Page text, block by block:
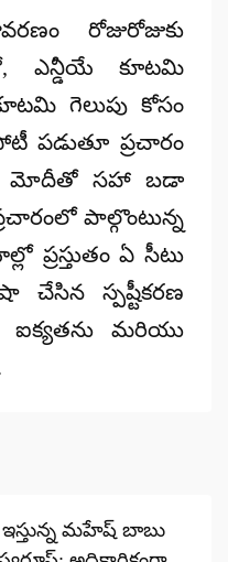
రోజురోజుకు
ఎన్డీయే కూటమి
గెలుపు కోసం
పడుతూ ప్రచారం
మోదీతో సహా బడా
పాల్గొంటున్న
ఏ సీటు
స్పష్టీకరణ
మరియు
మహేష్ బాబు